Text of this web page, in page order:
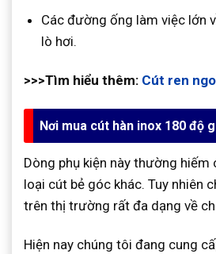
Các đường ống làm việc lớn
lò hơi.
>>>Tìm hiểu thêm: Cút ren
Nơi mua cút hàn inox 180 độ
Dòng phụ kiện này thường hiếm
loại cút bẻ góc khác. Tuy nhiên
trên thị trường rất đa dạng về
Hiện nay chúng tôi đang cung